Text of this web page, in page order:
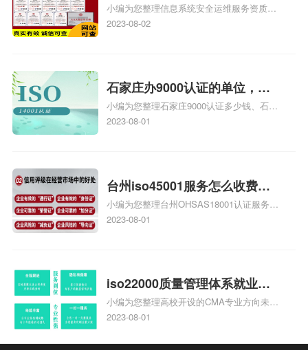
级费用，信息系统安全运维服
务资质二级
小编为您整理信息系统安全运维服务资质认
证证书机构有哪些、安全运维服务资质的费
体系认证知识，详情可查看下方正文！
2023-08-02
石家庄办9000认证的单位，石
家庄9000认证的公司
小编为您整理石家庄9000认证多少钱、石家
庄9000认证价格多少钱、石家庄9000认证
2023-08-01
台州iso45001服务怎么收费，
台州iso45001认证服务怎么收
费
小编为您整理台州OHSAS18001认证服务中
心哪家收费便宜、台州ISO9000认证，哪个
标准是什么相关iso体系认证知识，详情可
查看下方正文！
2023-08-01
iso22000质量管理体系就业方
向，质量管理与认证就业方向
小编为您整理高校开设的CMA专业方向未来
就业前景及就业方向如何、cma就业方向有
和cma未来就业方向、大学生考完cma，就
2023-08-01